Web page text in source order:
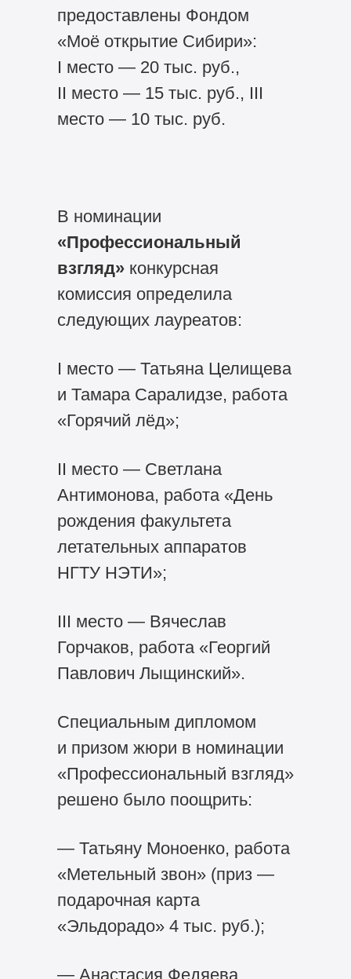
предоставлены Фондом
«Моё открытие Сибири»:
I место — 20 тыс. руб.,
II место — 15 тыс. руб., III
место — 10 тыс. руб.
В номинации
«Профессиональный
взгляд»конкурсная
комиссия определила
следующих лауреатов:
I место — Татьяна Целищева
и Тамара Саралидзе, работа
«Горячий лёд»;
II место — Светлана
Антимонова, работа «День
рождения факультета
летательных аппаратов
НГТУ НЭТИ»;
III место — Вячеслав
Горчаков, работа «Георгий
Павлович Лыщинский».
Специальным дипломом
и призом жюри в номинации
«Профессиональный взгляд»
решено было поощрить:
— Татьяну Моноенко, работа
«Метельный звон» (приз —
подарочная карта
«Эльдорадо» 4 тыс. руб.);
— Анастасия Федяева,